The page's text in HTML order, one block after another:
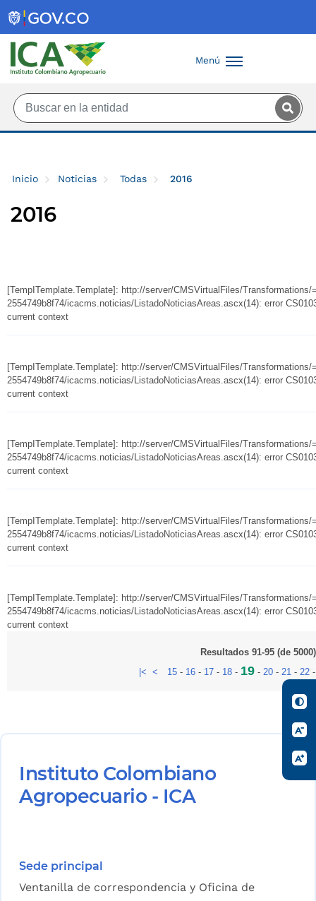
Menú
Inicio Noticias Todas 2016
2016
[TempITemplate.Template]: http://server/CMSVirtualFiles/Transformations/
2554749b8f74/icacms.noticias/ListadoNoticiasAreas.ascx(14): error
current context
[TempITemplate.Template]: http://server/CMSVirtualFiles/Transformations/
2554749b8f74/icacms.noticias/ListadoNoticiasAreas.ascx(14): error
current context
[TempITemplate.Template]: http://server/CMSVirtualFiles/Transformations/
2554749b8f74/icacms.noticias/ListadoNoticiasAreas.ascx(14): error
current context
[TempITemplate.Template]: http://server/CMSVirtualFiles/Transformations/
2554749b8f74/icacms.noticias/ListadoNoticiasAreas.ascx(14): error
current context
[TempITemplate.Template]: http://server/CMSVirtualFiles/Transformations/
2554749b8f74/icacms.noticias/ListadoNoticiasAreas.ascx(14): error
current context
Resultados 91-95 (de 5000)
|< < 15- 16- 17- 18- 19- 20- 21- 22
Instituto Colombiano
Agropecuario - ICA
Sede principal
Ventanilla de correspondencia y Oficina de